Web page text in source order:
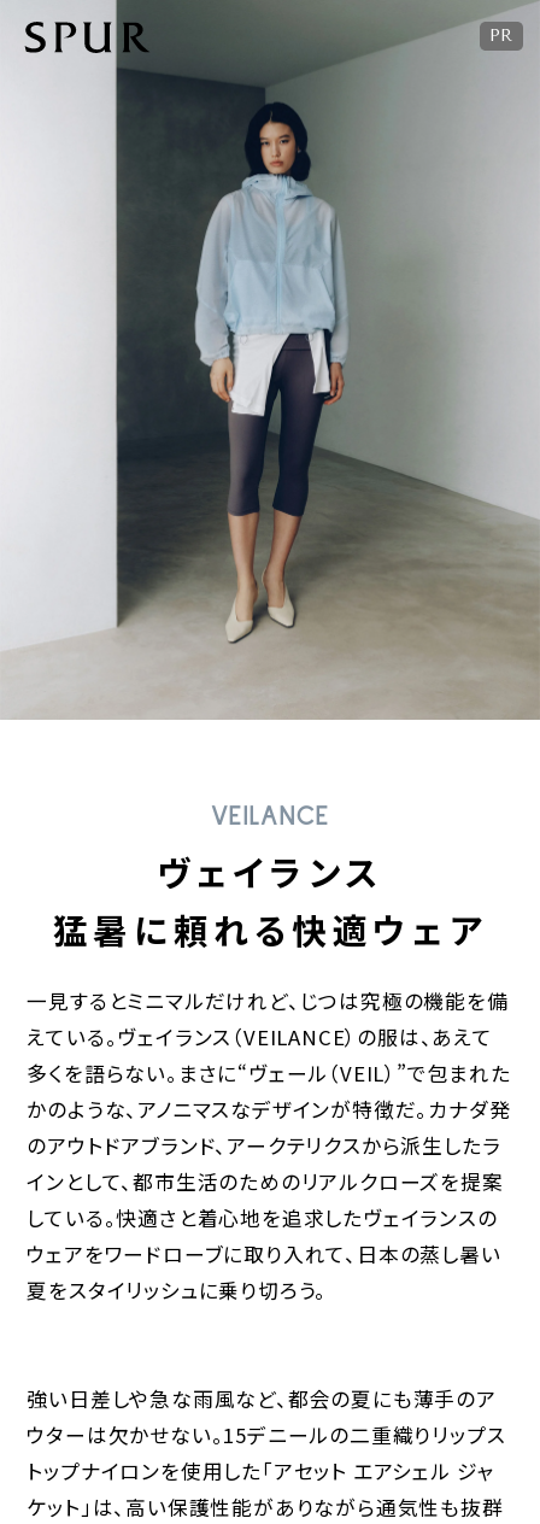
VEILANCE
ヴェイランス
猛暑に頼れる快適ウェア
一見するとミニマルだけれど、じつは究極の機能を備
えている。ヴェイランス（VEILANCE）の服は、あえて
多くを語らない。まさに“ヴェール（VEIL）”で包まれた
かのような、アノニマスなデザインが特徴だ。カナダ発
のアウトドアブランド、アークテリクスから派生したラ
インとして、都市生活のためのリアルクローズを提案
している。快適さと着心地を追求したヴェイランスの
ウェアをワードローブに取り入れて、日本の蒸し暑い
夏をスタイリッシュに乗り切ろう。
強い日差しや急な雨風など、都会の夏にも薄手のア
ウターは欠かせない。15デニールの二重織りリップス
トップナイロンを使用した「アセット エアシェル ジャ
ケット」は、高い保護性能がありながら通気性も抜群